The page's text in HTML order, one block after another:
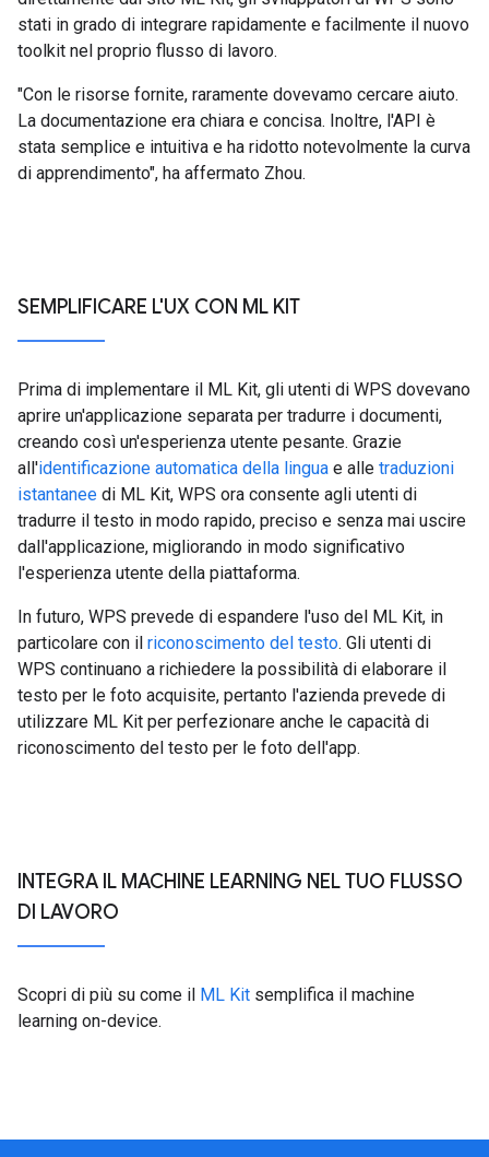
stati in grado di integrare rapidamente e facilmente il nuovo
toolkit nel proprio flusso di lavoro.
"Con le risorse fornite, raramente dovevamo cercare aiuto.
La documentazione era chiara e concisa. Inoltre, l'API è
stata semplice e intuitiva e ha ridotto notevolmente la curva
di apprendimento", ha affermato Zhou.
SEMPLIFICARE L'UX CON ML KIT
Prima di implementare il ML Kit, gli utenti di WPS dovevano
aprire un'applicazione separata per tradurre i documenti,
creando così un'esperienza utente pesante. Grazie
all'identificazione automatica della lingua e alle traduzioni
istantanee di ML Kit, WPS ora consente agli utenti di
tradurre il testo in modo rapido, preciso e senza mai uscire
dall'applicazione, migliorando in modo significativo
l'esperienza utente della piattaforma.
In futuro, WPS prevede di espandere l'uso del ML Kit, in
particolare con il riconoscimento del testo. Gli utenti di
WPS continuano a richiedere la possibilità di elaborare il
testo per le foto acquisite, pertanto l'azienda prevede di
utilizzare ML Kit per perfezionare anche le capacità di
riconoscimento del testo per le foto dell'app.
INTEGRA IL MACHINE LEARNING NEL TUO FLUSSO
DI LAVORO
Scopri di più su come il ML Kit semplifica il machine
learning on-device.